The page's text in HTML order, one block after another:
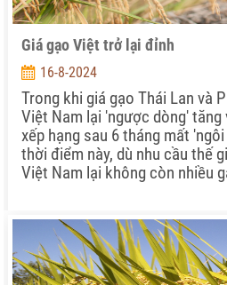
Giá gạo Việt trở lại đỉnh
16-8-2024
Trong khi giá gạo Thái Lan và
Việt Nam lại 'ngược dòng'
xếp hạng sau 6 tháng mất
thời điểm này, dù nhu cầu thế
Việt Nam lại không còn nhiều